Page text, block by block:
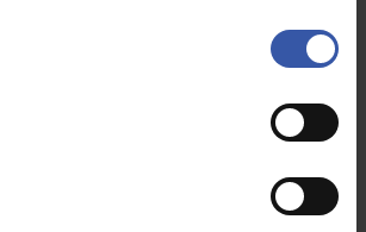
er produceret i Danmark.